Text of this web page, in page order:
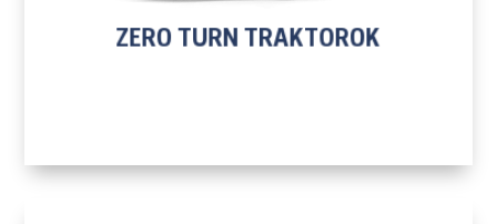
ZERO TURN TRAKTOROK